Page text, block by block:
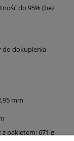
do 95% (bez
do dokupienia
mm
z pakietem: 671 g